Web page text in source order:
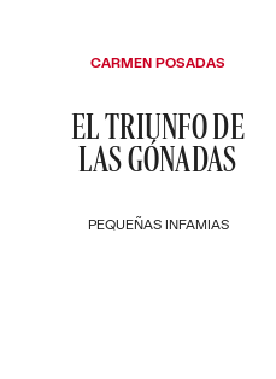
PEQUEÑAS INFAMIAS
EL TRIUNFO DE
LAS GÓNADAS
CARMEN POSADAS